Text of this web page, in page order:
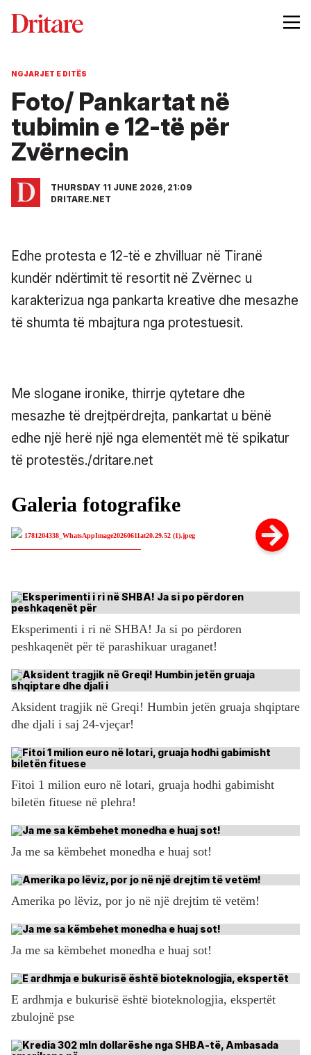
NGJARJET E DITËS
Foto/ Pankartat në
tubimin e 12-të për
Zvërnecin
THURSDAY 11 JUNE 2026, 21:09
DRITARE.NET
Edhe protesta e 12-të e zhvilluar në Tiranë
kundër ndërtimit të resortit në Zvërnec u
karakterizua nga pankarta kreative dhe mesazhe
të shumta të mbajtura nga protestuesit.
Me slogane ironike, thirrje qytetare dhe
mesazhe të drejtpërdrejta, pankartat u bënë
edhe një herë një nga elementët më të spikatur
të protestës./dritare.net
1781204338_WhatsAppImage20260611at20.29.52 (1).jpeg
Eksperimenti i ri në SHBA! Ja si po përdoren
peshkaqenët për të parashikuar uraganet!
Aksident tragjik në Greqi! Humbin jetën gruaja shqiptare
dhe djali i saj 24-vjeçar!
Fitoi 1 milion euro në lotari, gruaja hodhi gabimisht
biletën fituese në plehra!
Ja me sa këmbehet monedha e huaj sot!
Amerika po lëviz, por jo në një drejtim të vetëm!
Ja me sa këmbehet monedha e huaj sot!
E ardhmja e bukurisë është bioteknologjia, ekspertët
zbulojnë pse